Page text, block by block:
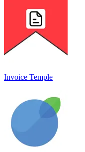
Invoice Temple